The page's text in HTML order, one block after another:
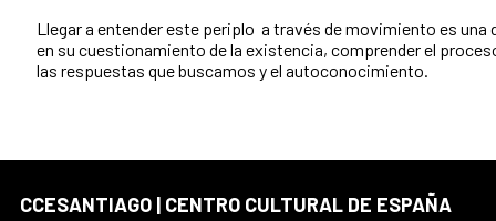
Llegar a entender este periplo a través de movimiento es una
en su cuestionamiento de la existencia, comprender el
las respuestas que buscamos y el autoconocimiento.
CCESANTIAGO | CENTRO CULTURAL DE ESPAÑA